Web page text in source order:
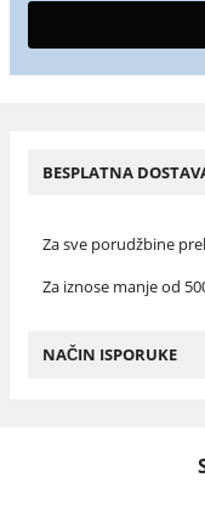
BESPLATNA
Za sve porudžbine
Za iznose manje od
NAČIN ISPORUKE